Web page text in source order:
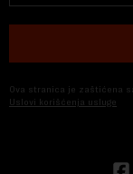
Ova stranica je zaštićena
Uslovi korišćenja usluge